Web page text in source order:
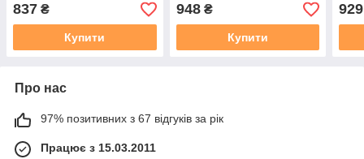
837 ₴
Купити
948₴
Купити
929
Про нас
97% позитивних з 67 відгуків за рік
Працює з 15.03.2011